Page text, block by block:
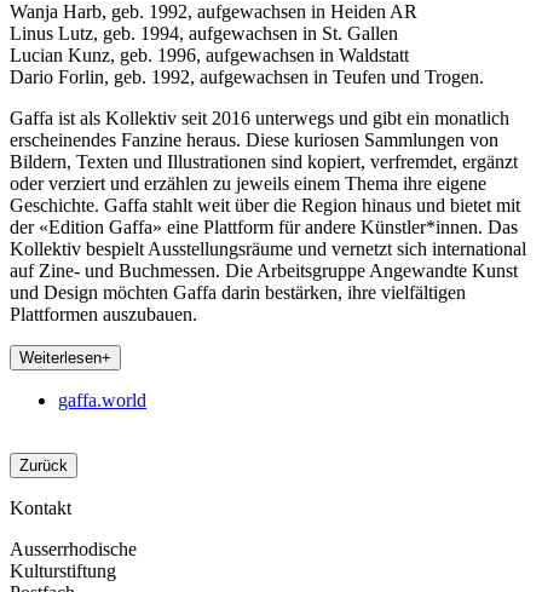
Wanja Harb, geb. 1992, aufgewachsen in Heiden AR
Linus Lutz, geb. 1994, aufgewachsen in St. Gallen
Lucian Kunz, geb. 1996, aufgewachsen in Waldstatt
Dario Forlin, geb. 1992, aufgewachsen in Teufen und Trogen.
Gaffa ist als Kollektiv seit 2016 unterwegs und gibt ein monatlich
erscheinendes Fanzine heraus. Diese kuriosen Sammlungen von
Bildern, Texten und Illustrationen sind kopiert, verfremdet, ergänzt
oder verziert und erzählen zu jeweils einem Thema ihre eigene
Geschichte. Gaffa stahlt weit über die Region hinaus und bietet mit
der «Edition Gaffa» eine Plattform für andere Künstler*innen. Das
Kollektiv bespielt Ausstellungsräume und vernetzt sich international
auf Zine- und Buchmessen. Die Arbeitsgruppe Angewandte Kunst
und Design möchten Gaffa darin bestärken, ihre vielfältigen
Plattformen auszubauen.
Weiterlesen+
gaffa.world
Zurück
Kontakt
Ausserrhodische
Kulturstiftung